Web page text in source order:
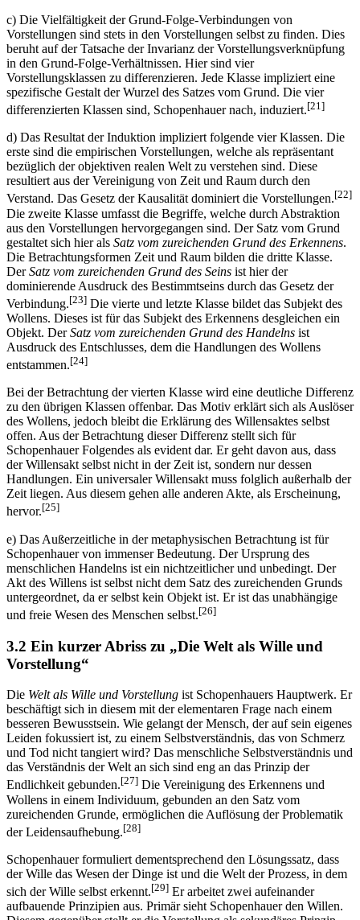
c) Die Vielfältigkeit der Grund-Folge-Verbindungen von
Vorstellungen sind stets in den Vorstellungen selbst zu finden. Dies
beruht auf der Tatsache der Invarianz der Vorstellungsverknüpfung
in den Grund-Folge-Verhältnissen. Hier sind vier
Vorstellungsklassen zu differenzieren. Jede Klasse impliziert eine
spezifische Gestalt der Wurzel des Satzes vom Grund. Die vier
differenzierten Klassen sind, Schopenhauer nach, induziert.[21]
d) Das Resultat der Induktion impliziert folgende vier Klassen. Die
erste sind die empirischen Vorstellungen, welche als repräsentant
bezüglich der objektiven realen Welt zu verstehen sind. Diese
resultiert aus der Vereinigung von Zeit und Raum durch den
Verstand. Das Gesetz der Kausalität dominiert die Vorstellungen.[22]
Die zweite Klasse umfasst die Begriffe, welche durch Abstraktion
aus den Vorstellungen hervorgegangen sind. Der Satz vom Grund
gestaltet sich hier als Satz vom zureichenden Grund des Erkennens.
Die Betrachtungsformen Zeit und Raum bilden die dritte Klasse.
DerSatz vom zureichenden Grund des Seins ist hier der
dominierende Ausdruck des Bestimmtseins durch das Gesetz der
Verbindung.[23] Die vierte und letzte Klasse bildet das Subjekt des
Wollens. Dieses ist für das Subjekt des Erkennens desgleichen ein
Objekt. DerSatz vom zureichenden Grund des Handelns ist
Ausdruck des Entschlusses, dem die Handlungen des Wollens
entstammen.[24]
Bei der Betrachtung der vierten Klasse wird eine deutliche Differenz
zu den übrigen Klassen offenbar. Das Motiv erklärt sich als Auslöser
des Wollens, jedoch bleibt die Erklärung des Willensaktes selbst
offen. Aus der Betrachtung dieser Differenz stellt sich für
Schopenhauer Folgendes als evident dar. Er geht davon aus, dass
der Willensakt selbst nicht in der Zeit ist, sondern nur dessen
Handlungen. Ein universaler Willensakt muss folglich außerhalb der
Zeit liegen. Aus diesem gehen alle anderen Akte, als Erscheinung,
hervor.[25]
e) Das Außerzeitliche in der metaphysischen Betrachtung ist für
Schopenhauer von immenser Bedeutung. Der Ursprung des
menschlichen Handelns ist ein nichtzeitlicher und unbedingt. Der
Akt des Willens ist selbst nicht dem Satz des zureichenden Grunds
untergeordnet, da er selbst kein Objekt ist. Er ist das unabhängige
und freie Wesen des Menschen selbst.[26]
3.2 Ein kurzer Abriss zu „Die Welt als Wille und
Vorstellung“
Die Welt als Wille und Vorstellung ist Schopenhauers Hauptwerk. Er
beschäftigt sich in diesem mit der elementaren Frage nach einem
besseren Bewusstsein. Wie gelangt der Mensch, der auf sein eigenes
Leiden fokussiert ist, zu einem Selbstverständnis, das von Schmerz
und Tod nicht tangiert wird? Das menschliche Selbstverständnis und
das Verständnis der Welt an sich sind eng an das Prinzip der
Endlichkeit gebunden.[27] Die Vereinigung des Erkennens und
Wollens in einem Individuum, gebunden an den Satz vom
zureichenden Grunde, ermöglichen die Auflösung der Problematik
der Leidensaufhebung.[28]
Schopenhauer formuliert dementsprechend den Lösungssatz, dass
der Wille das Wesen der Dinge ist und die Welt der Prozess, in dem
sich der Wille selbst erkennt.[29] Er arbeitet zwei aufeinander
aufbauende Prinzipien aus. Primär sieht Schopenhauer den Willen.